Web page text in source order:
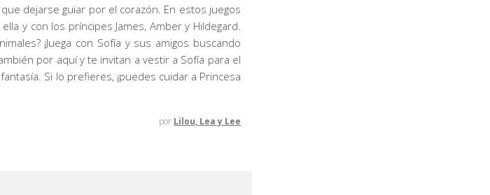
dejarse guiar por el corazón. En estos juegos
y con los príncipes James, Amber y Hildegard.
¡Juega con Sofía y sus amigos buscando
por aquí y te invitan a vestir a Sofía para el
Si lo prefieres, ¡puedes cuidar a Princesa
por Lilou, Lea y Lee